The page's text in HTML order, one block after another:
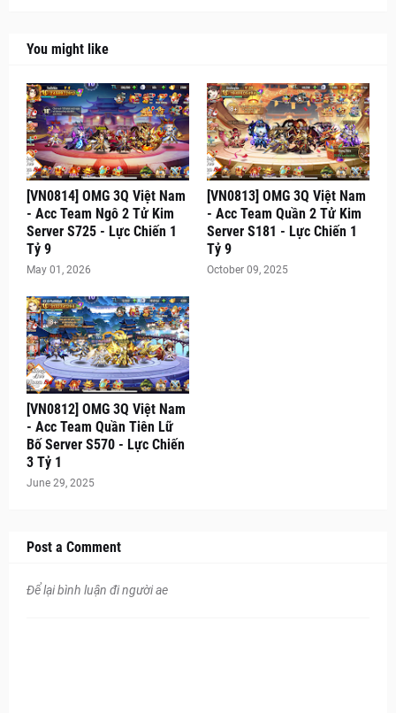
You might like
[VN0814] OMG 3Q Việt Nam
- Acc Team Ngô 2 Tử Kim
Server S725 - Lực Chiến 1
Tỷ 9
May 01, 2026
[VN0813] OMG 3Q Việt Nam
- Acc Team Quần 2 Tử Kim
Server S181 - Lực Chiến 1
Tỷ 9
October 09, 2025
[VN0812] OMG 3Q Việt Nam
- Acc Team Quần Tiên Lữ
Bố Server S570 - Lực Chiến
3 Tỷ 1
June 29, 2025
Post a Comment
Để lại bình luận đi người ae